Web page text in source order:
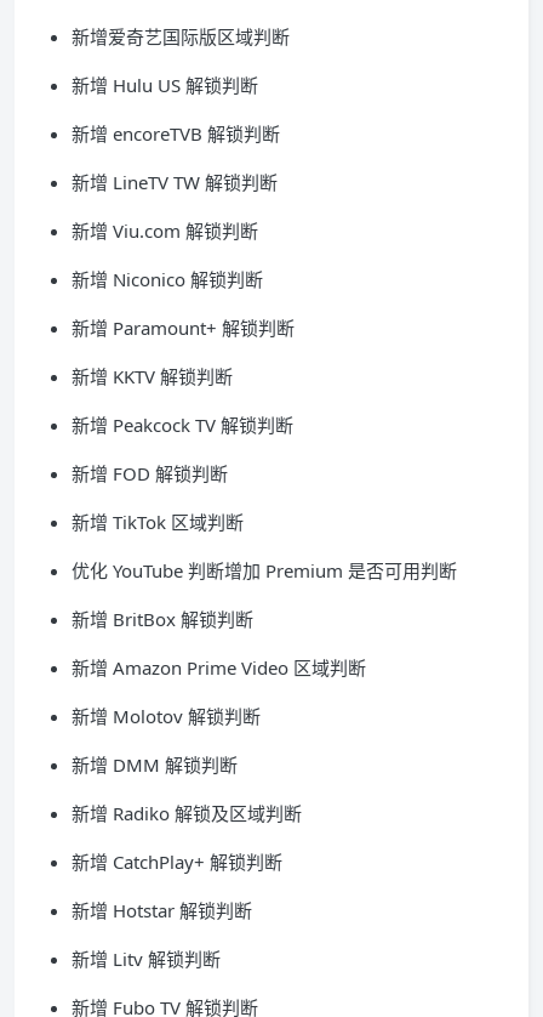
新增爱奇艺国际版区域判断
新增 Hulu US 解锁判断
新增 encoreTVB 解锁判断
新增 LineTV TW 解锁判断
新增 Viu.com 解锁判断
新增 Niconico 解锁判断
新增 Paramount+ 解锁判断
新增 KKTV 解锁判断
新增 Peakcock TV 解锁判断
新增 FOD 解锁判断
新增 TikTok 区域判断
优化 YouTube 判断增加 Premium 是否可用判断
新增 BritBox 解锁判断
新增 Amazon Prime Video 区域判断
新增 Molotov 解锁判断
新增 DMM 解锁判断
新增 Radiko 解锁及区域判断
新增 CatchPlay+ 解锁判断
新增 Hotstar 解锁判断
新增 Litv 解锁判断
新增 Fubo TV 解锁判断